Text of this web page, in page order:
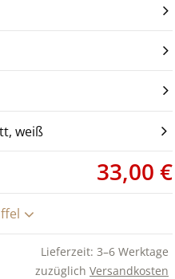
weiß
33,00 €
Lieferzeit: 3–6 Werktage
zuzüglich Versandkosten